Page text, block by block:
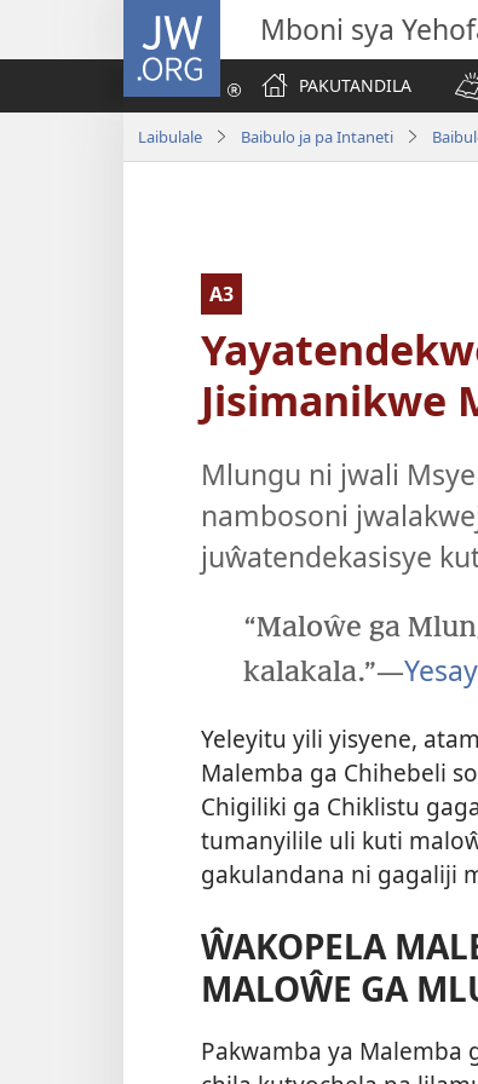
JW.ORG Mboni sya
PAKUTANDILA
Laibulale Baibulo ja pa Intaneti
A3
Jisimanikwe
Mlungu ni jwali
nambosoni
juŵatendekasisye
“Maloŵe ga
kalakala.”—
Yeleyitu yili yisyene,
Malemba ga Chihebeli
Chigiliki ga Chiklistu
tumanyilile uli kuti
gakulandana ni gagaliji
ŴAKOPELA
MALOŴE GA
Pakwamba ya Malemba